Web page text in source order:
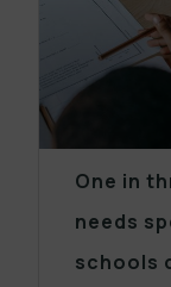
One in
needs
schools